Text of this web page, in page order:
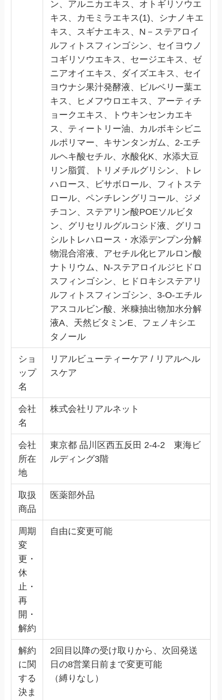
ン、アルニカエキス、オトギリソウエ
キス、カモミラエキス(1)、シナノキエ
キス、スギナエキス、N－ステアロイ
ルフィトスフィンゴシン、セイヨウノ
コギリソウエキス、セージエキス、ゼ
ニアオイエキス、ダイズエキス、セイ
ヨウナシ果汁発酵液、ビルベリー葉エ
キス、ヒメフウロエキス、アーティチ
ョークエキス、トウキンセンカエキ
ス、ティートリー油、カルボキシビニ
ルポリマー、キサンタンガム、2-エチ
ルヘキ酸セチル、水酸化K、水添大豆
リン脂質、トリメチルグリシン、トレ
ハロース、ビサボロール、フィトステ
ロール、ペンチレングリコール、ジメ
チコン、ステアリン酸POEソルビタ
ン、グリセリルグルコシド液、グリコ
シルトレハロース・水添デンプン分解
物混合溶液、アセチル化ヒアルロン酸
ナトリウム、N-ステアロイルジヒドロ
スフィンゴシン、ヒドロキシステアリ
ルフィトスフィンゴシン、3-O-エチル
アスコルビン酸、米糠抽出物加水分解
液A、天然ビタミンE、フェノキシエ
タノール
ショ
ップ
名
リアルビューティーケア / リアルヘル
スケア
会社
名
株式会社リアルネット
会社
所在
地
東京都 品川区西五反田 2-4-2 東海ビ
ルディング3階
取扱
商品
医薬部外品
周期
変
更・
休
止・
再
開・
解約
自由に変更可能
解約
に関
する
決ま
2回目以降の受け取りから、次回発送
日の8営業日前まで変更可能
（縛りなし）